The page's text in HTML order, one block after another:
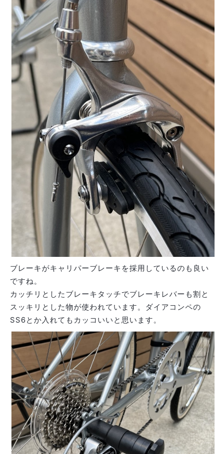
ブレーキがキャリパーブレーキを採用しているのも良い
ですね。
カッチリとしたブレーキタッチでブレーキレバーも割と
スッキリとした物が使われています。ダイアコンペの
SS6とか入れてもカッコいいと思います。